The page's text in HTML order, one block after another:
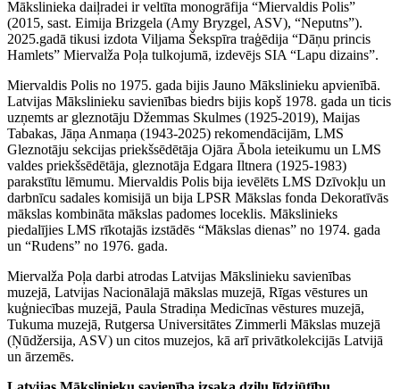
Mākslinieka daiļradei ir veltīta monogrāfija “Miervaldis Polis”
(2015, sast. Eimija Brizgela (Amy Bryzgel, ASV), “Neputns”).
2025.gadā tikusi izdota Viljama Šekspīra traģēdija “Dāņu princis
Hamlets” Miervalža Poļa tulkojumā, izdevējs SIA “Lapu dizains”.
Miervaldis Polis no 1975. gada bijis Jauno Mākslinieku apvienībā.
Latvijas Mākslinieku savienības biedrs bijis kopš 1978. gada un ticis
uzņemts ar gleznotāju Džemmas Skulmes (1925-2019), Maijas
Tabakas, Jāņa Anmaņa (1943-2025) rekomendācijām, LMS
Gleznotāju sekcijas priekšsēdētāja Ojāra Ābola ieteikumu un LMS
valdes priekšsēdētāja, gleznotāja Edgara Iltnera (1925-1983)
parakstītu lēmumu. Miervaldis Polis bija ievēlēts LMS Dzīvokļu un
darbnīcu sadales komisijā un bija LPSR Mākslas fonda Dekoratīvās
mākslas kombināta mākslas padomes loceklis. Mākslinieks
piedalījies LMS rīkotajās izstādēs “Mākslas dienas” no 1974. gada
un “Rudens” no 1976. gada.
Miervalža Poļa darbi atrodas Latvijas Mākslinieku savienības
muzejā, Latvijas Nacionālajā mākslas muzejā, Rīgas vēstures un
kuģniecības muzejā, Paula Stradiņa Medicīnas vēstures muzejā,
Tukuma muzejā, Rutgersa Universitātes Zimmerli Mākslas muzejā
(Ņūdžersija, ASV) un citos muzejos, kā arī privātkolekcijās Latvijā
un ārzemēs.